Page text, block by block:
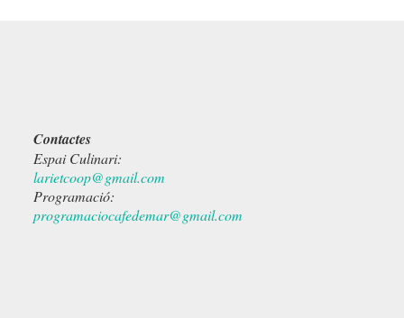
Contactes
Espai Culinari:
larietcoop@gmail.com
Programació:
programaciocafedemar@gmail.com